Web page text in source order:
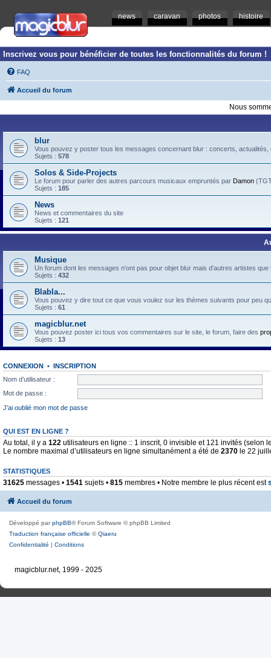
news caravan photos histoire
Inscrivez vous pour bénéficier de toutes les fonctionnalités du forum !
FAQ
Accueil du forum
Nous
blur
Vous pouvez y poster tous les messages concernant blur : concerts,
Sujets : 578
Solos & Side-Projects
Le forum pour parler des autres parcours musicaux empruntés par Damon
Sujets : 185
News
News et commentaires du site
Sujets : 121
Musique
Un forum dont les messages n'ont pas pour objet blur mais d'autres artistes
Sujets : 432
Blabla...
Vous pouvez y dire tout ce que vous voulez sur les thèmes suivants pour peu
Sujets : 61
magicblur.net
Vous pouvez poster ici tous vos commentaires sur le site, le forum, faire des
Sujets : 13
CONNEXION • INSCRIPTION
Nom d’utilisateur :
Mot de passe :
J’ai oublié mon mot de passe
QUI EST EN LIGNE ?
Au total, il y a 122 utilisateurs en ligne :: 1 inscrit, 0 invisible et 121 invités (selon
Le nombre maximal d’utilisateurs en ligne simultanément a été de 2370 le 22
STATISTIQUES
31625 messages • 1541 sujets • 815 membres • Notre membre le plus récent est
Accueil du forum
Développé parphpBB® Forum Software © phpBB Limited
Traduction française officielle ©Qiaeru
Confidentialité | Conditions
magicblur.net, 1999 - 2025